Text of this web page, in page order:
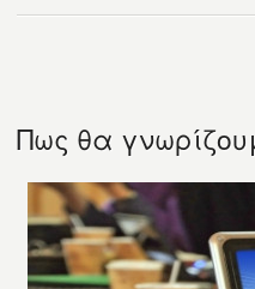
Πως θα